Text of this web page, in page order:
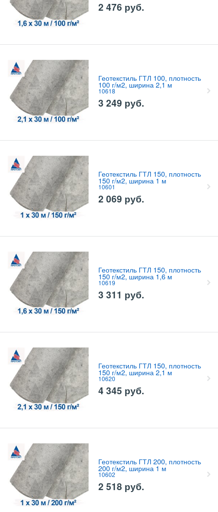
2 476 руб.
Геотекстиль ГТЛ 100, плотность
100 г/м2, ширина 2,1 м
10618
3 249 руб.
Геотекстиль ГТЛ 150, плотность
150 г/м2, ширина 1 м
10601
2 069 руб.
Геотекстиль ГТЛ 150, плотность
150 г/м2, ширина 1,6 м
10619
3 311 руб.
Геотекстиль ГТЛ 150, плотность
150 г/м2, ширина 2,1 м
10620
4 345 руб.
Геотекстиль ГТЛ 200, плотность
200 г/м2, ширина 1 м
10602
2 518 руб.